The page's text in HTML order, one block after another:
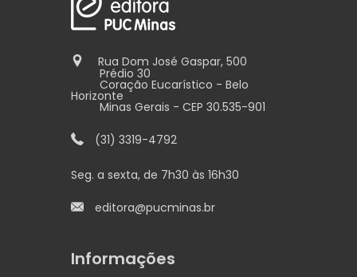
Rua Dom José Gaspar, 500
Prédio 30
Coração Eucarístico - Belo
Horizonte
Minas Gerais - CEP 30.535-901
(31) 3319-4792
Seg. a sexta, de 7h30 às 16h30
editora@pucminas.br
Informações